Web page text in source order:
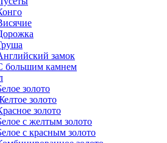
замок
большим камнем
золото
золото
золото
с желтым золото
с красным золото